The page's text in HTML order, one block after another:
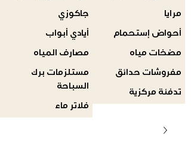
جاكوزي
أيادي أبواب
مصارف المياه
مستلزمات برك
السباحة
فلاتر ماء
مرايا
أحواض إستحمام
مضخات مياه
مفروشات حدائق
تدفئة مركزية